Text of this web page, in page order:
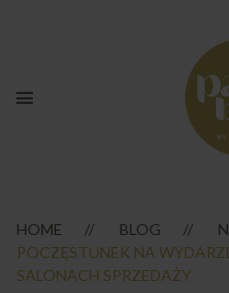
HOME BLOG
POCZĘSTUNEK NA
SALONACH SPRZEDAŻY